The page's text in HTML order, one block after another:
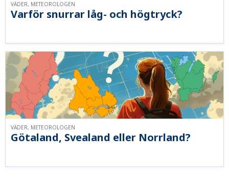
Varför snurrar låg- och högtryck?
VÄDER, METEOROLOGEN
Götaland, Svealand eller Norrland?
VÄDER, METEOROLOGEN